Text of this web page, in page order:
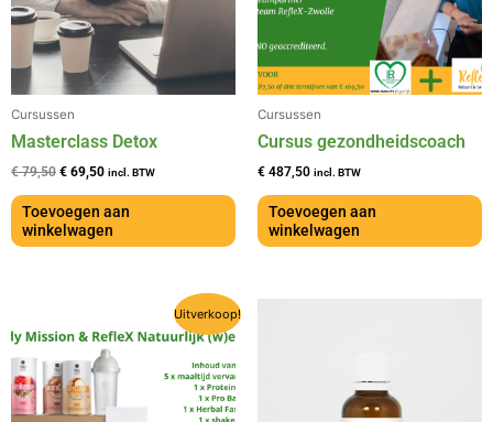
Cursussen
Masterclass Detox
€79,50 € 69,50 incl. BTW
Toevoegen aan
winkelwagen
Cursussen
Cursus gezondheidscoach
€ 487,50 incl. BTW
Toevoegen aan
winkelwagen
Uitverkoop!
was:
€ 463,20.
is: